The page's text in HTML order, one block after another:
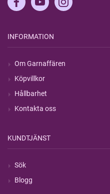
INFORMATION
Om Garnaffären
Köpvillkor
Hållbarhet
Kontakta oss
KUNDTJÄNST
Sök
Blogg